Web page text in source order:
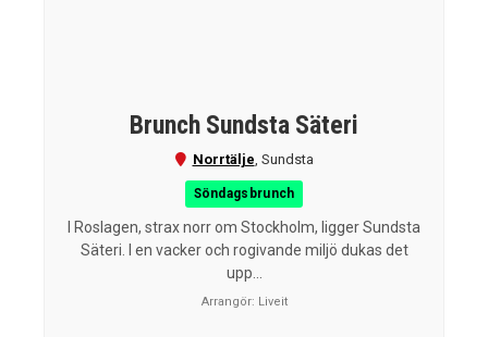
Brunch Sundsta Säteri
Norrtälje, Sundsta
Söndagsbrunch
I Roslagen, strax norr om Stockholm, ligger Sundsta
Säteri. I en vacker och rogivande miljö dukas det
upp...
Arrangör: Liveit